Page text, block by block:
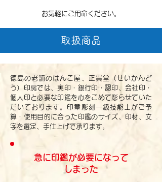
お気軽にご用命ください。
取扱商品
徳島の老舗のはんこ屋、正貫堂（せいかんど
う）印房では、実印・銀行印・認印、会社印・
個人印と必要な印鑑を心をこめて彫らせていた
だいております。印章彫刻一級技能士がご予
算・使用目的に合った印鑑のサイズ、印材、文
字を選定、手仕上げで承ります。
急に印鑑が必要になって
しまった